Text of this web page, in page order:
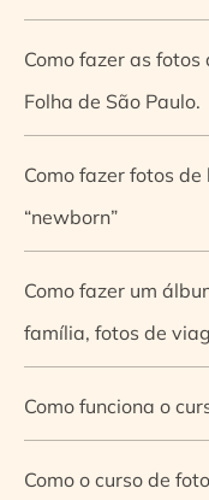
Como fazer as
Folha de São Paulo.
Como fazer fotos
“newborn”
Como fazer um
família, fotos de
Como funciona o
Como o curso de